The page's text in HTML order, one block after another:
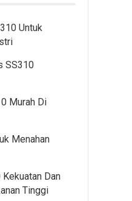
Untuk
SS310
Murah Di
Menahan
Dan
Tinggi